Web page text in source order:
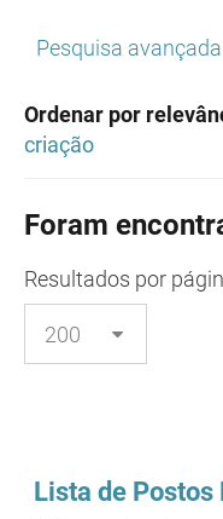
Pesquisa avançada
Ordenar por
criação
Foram
Resultados por
Lista de Postos